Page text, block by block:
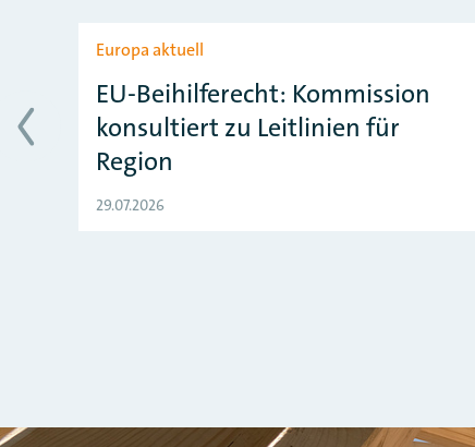
Slider überspringen
Europa aktuell
EU-Beihilferecht: Kommission
konsultiert zu Leitlinien für
Region
29.07.2026